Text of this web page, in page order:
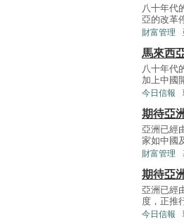
八十年代
亞的改革
財富管理
馬來西
八十年代
加上中國
今日信報
期待亞
亞洲已經
家如中國
財富管理
期待亞
亞洲已經
度，正推
今日信報